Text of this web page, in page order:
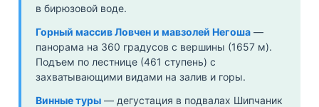
в бирюзовой воде.
Горный массив Ловчен и мавзолей Негоша —
панорама на 360 градусов с вершины (1657 м).
Подъем по лестнице (461 ступень) с
захватывающими видами на залив и горы.
Винные туры — дегустация в подвалах Шипчаник